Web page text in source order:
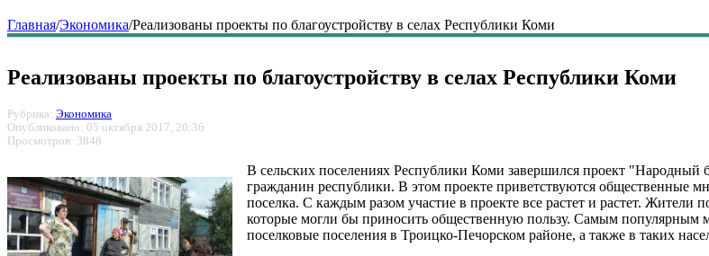
Главная/Экономика/Реализованы проекты по благоустройству в селах Республики Коми
Реализованы проекты по благоустройству в селах Республики Коми
Рубрика: Экономика
Опубликовано: 05 октября 2017, 20:36
Просмотров: 3848
В сельских поселениях Республики Коми завершился проект
гражданин республики. В этом проекте приветствуются общественные
поселка. С каждым разом участие в проекте все растет и растет.
которые могли бы приносить общественную пользу. Самым популярным
поселковые поселения в Троицко-Печорском районе, а также в таких